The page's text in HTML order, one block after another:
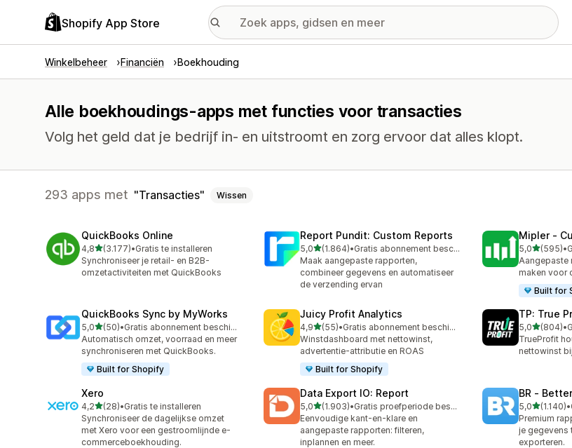
Shopify App Store
Winkelbeheer Financiën Boekhouding
Alle boekhoudings-apps met functies voor transacties
Volg het geld dat je bedrijf in- en uitstroomt en zorg ervoor dat alles klopt.
293 apps met Transacties Wissen
QuickBooks Online
4,8van 5 sterren
(3.177)
3177 recensies in totaal
•Gratis te installeren
Synchroniseer je retail- en B2B-
omzetactiviteiten met QuickBooks
Report Pundit: Custom Reports
5,0van 5 sterren
(1.864)
1864 recensies in totaal
•
Gratis abonnement beschikbaar
Maak aangepaste rapporten,
combineer gegevens en automatiseer
de verzending ervan
Mipler ‑
5,0van 5
(595)
595 •
Aangepaste
maken voor
Built for
QuickBooks Sync by MyWorks
5,0van 5 sterren
(50)
50 recensies in totaal
•
Gratis abonnement beschikbaar
Automatisch omzet, voorraad en meer
synchroniseren met QuickBooks.
Built for Shopify
Juicy Profit Analytics
4,9van 5 sterren
(55)
55 recensies in totaal
•
Gratis abonnement beschikbaar
Winstdashboard met nettowinst,
advertentie-attributie en ROAS
Built for Shopify
TP: True
5,0van 5
(804)
804 •
TrueProfit
nettowinst
Xero
4,2van 5 sterren
(28)
28 recensies in totaal
•Gratis te installeren
Synchroniseer de dagelijkse omzet
met Xero voor een gestroomlijnde e-
commerceboekhouding.
Data Export IO: Report
5,0van 5 sterren
(1.903)
1903 recensies in totaal
•
Gratis proefperiode beschikbaar
Eenvoudige kant-en-klare en
aangepaste rapporten: filteren,
inplannen en meer.
BR ‑
5,0van 5
(1.140)
1140 •
Premium
je gegevens
exporteren.